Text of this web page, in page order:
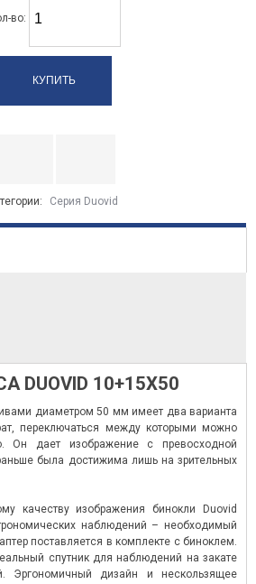
во:
Серия Duovid
DUOVID 10+15X50
диаметром 50 мм имеет два варианта
переключаться между которыми можно
Он дает изображение с превосходной
была достижима лишь на зрительных
качеству изображения бинокли Duovid
наблюдений – необходимый
поставляется в комплекте с биноклем.
спутник для наблюдений на закате
Эргономичный дизайн и нескользящее